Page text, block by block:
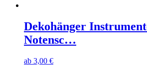
Dekohänger
Notensc…
ab 3,00 €